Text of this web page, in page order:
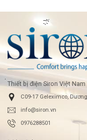
Thiết bị điện Siron Việt Nam
C09-17 Geleximco,
info@siron.vn
0976288501